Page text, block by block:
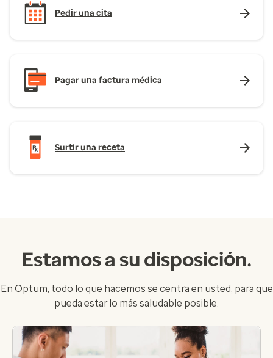
Pedir una cita
Pagar una factura médica
Surtir una receta
Estamos a su disposición.
En Optum, todo lo que hacemos se centra en usted, para que
pueda estar lo más saludable posible.